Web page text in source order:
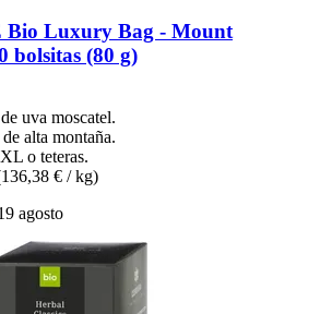
Bio Luxury Bag -​ Mount
bolsitas (80 g)
uva moscatel.
alta montaña.
o teteras.
€ / kg)
agosto